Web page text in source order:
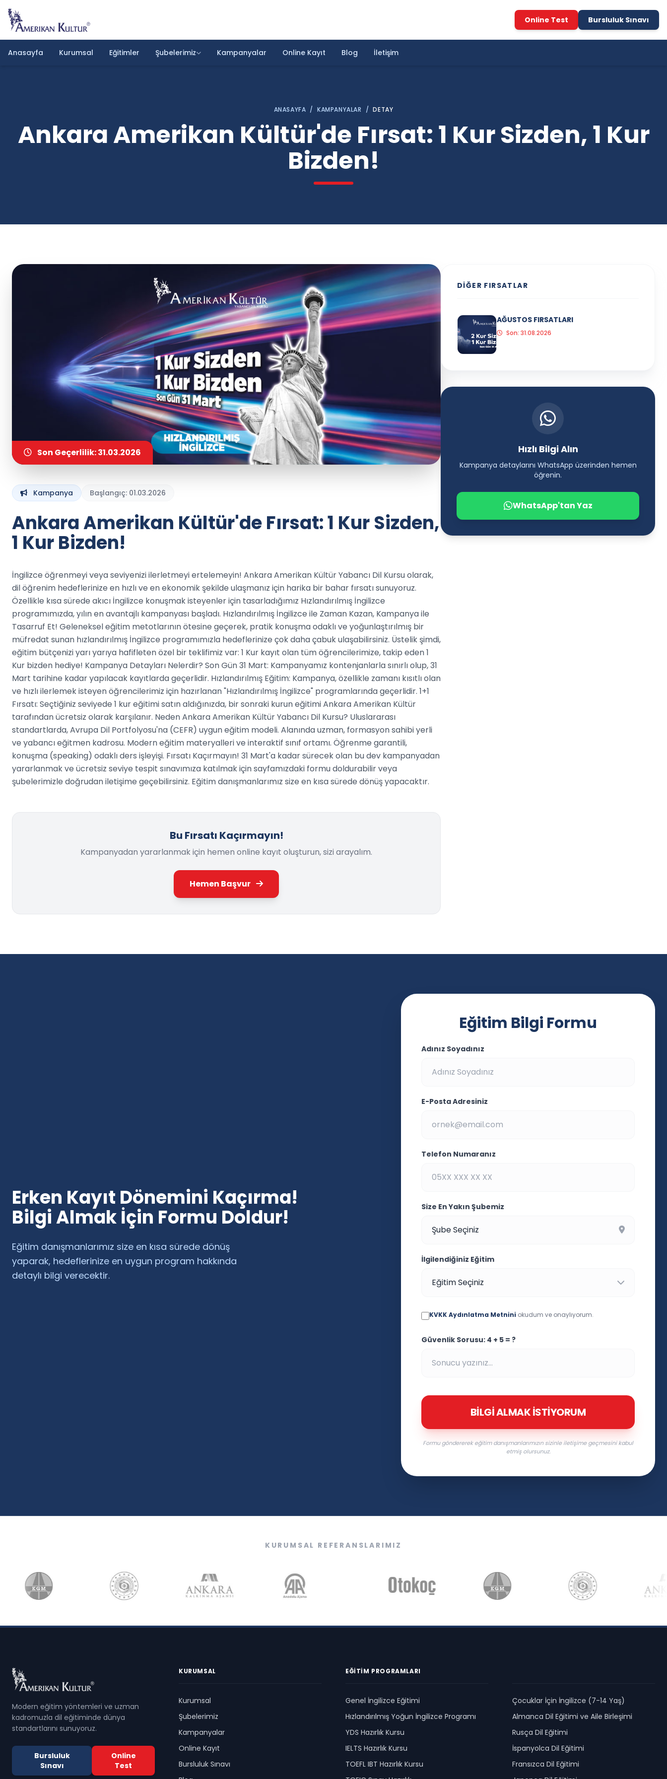
Online Test Bursluluk Sınavı
Anasayfa Kurumsal Eğitimler Şubelerimiz Kampanyalar Online Kayıt Blog İletişim
ANASAYFA / KAMPANYALAR / DETAY
Ankara Amerikan Kültür'de Fırsat: 1 Kur Sizden, 1 Kur
Bizden!
Son Geçerlilik: 31.03.2026
Kampanya Başlangıç: 01.03.2026
Ankara Amerikan Kültür'de Fırsat: 1 Kur Sizden,
1 Kur Bizden!
İngilizce öğrenmeyi veya seviyenizi ilerletmeyi ertelemeyin! Ankara Amerikan Kültür Yabancı Dil Kursu olarak,
dil öğrenim hedeflerinize en hızlı ve en ekonomik şekilde ulaşmanız için harika bir bahar fırsatı sunuyoruz.
Özellikle kısa sürede akıcı İngilizce konuşmak isteyenler için tasarladığımız Hızlandırılmış İngilizce
programımızda, yılın en avantajlı kampanyası başladı. Hızlandırılmış İngilizce ile Zaman Kazan, Kampanya ile
Tasarruf Et! Geleneksel eğitim metotlarının ötesine geçerek, pratik konuşma odaklı ve yoğunlaştırılmış bir
müfredat sunan hızlandırılmış İngilizce programımızla hedeflerinize çok daha çabuk ulaşabilirsiniz. Üstelik şimdi,
eğitim bütçenizi yarı yarıya hafifleten özel bir teklifimiz var: 1 Kur kayıt olan tüm öğrencilerimize, takip eden 1
Kur bizden hediye! Kampanya Detayları Nelerdir? Son Gün 31 Mart: Kampanyamız kontenjanlarla sınırlı olup, 31
Mart tarihine kadar yapılacak kayıtlarda geçerlidir. Hızlandırılmış Eğitim: Kampanya, özellikle zamanı kısıtlı olan
ve hızlı ilerlemek isteyen öğrencilerimiz için hazırlanan "Hızlandırılmış İngilizce" programlarında geçerlidir. 1+1
Fırsatı: Seçtiğiniz seviyede 1 kur eğitimi satın aldığınızda, bir sonraki kurun eğitimi Ankara Amerikan Kültür
tarafından ücretsiz olarak karşılanır. Neden Ankara Amerikan Kültür Yabancı Dil Kursu? Uluslararası
standartlarda, Avrupa Dil Portfolyosu'na (CEFR) uygun eğitim modeli. Alanında uzman, formasyon sahibi yerli
ve yabancı eğitmen kadrosu. Modern eğitim materyalleri ve interaktif sınıf ortamı. Öğrenme garantili,
konuşma (speaking) odaklı ders işleyişi. Fırsatı Kaçırmayın! 31 Mart'a kadar sürecek olan bu dev kampanyadan
yararlanmak ve ücretsiz seviye tespit sınavımıza katılmak için sayfamızdaki formu doldurabilir veya
şubelerimizle doğrudan iletişime geçebilirsiniz. Eğitim danışmanlarımız size en kısa sürede dönüş yapacaktır.
Bu Fırsatı Kaçırmayın!
Kampanyadan yararlanmak için hemen online kayıt oluşturun, sizi arayalım.
Hemen Başvur
DIĞER FIRSATLAR
AĞUSTOS FIRSATLARI
Son: 31.08.2026
Hızlı Bilgi Alın
Kampanya detaylarını WhatsApp üzerinden hemen
öğrenin.
WhatsApp'tan Yaz
Erken Kayıt Dönemini Kaçırma!
Bilgi Almak İçin Formu Doldur!
Eğitim danışmanlarımız size en kısa sürede dönüş
yaparak, hedeflerinize en uygun program hakkında
detaylı bilgi verecektir.
Eğitim Bilgi Formu
Adınız Soyadınız
E-Posta Adresiniz
Telefon Numaranız
Size En Yakın Şubemiz
İlgilendiğiniz Eğitim
KVKK Aydınlatma Metnini okudum ve onaylıyorum.
Güvenlik Sorusu: 4 + 5 = ?
BILGI ALMAK İSTIYORUM
Formu göndererek eğitim danışmanlarımızın sizinle iletişime geçmesini kabul
etmiş olursunuz.
KURUMSAL REFERANSLARIMIZ
Modern eğitim yöntemleri ve uzman
kadromuzla dil eğitiminde dünya
standartlarını sunuyoruz.
Bursluluk
Sınavı
Online
Test
KURUMSAL
Kurumsal
Şubelerimiz
Kampanyalar
Online Kayıt
Bursluluk Sınavı
EĞITIM PROGRAMLARI
Genel İngilizce Eğitimi
Hızlandırılmış Yoğun İngilizce Programı
YDS Hazırlık Kursu
IELTS Hazırlık Kursu
TOEFL IBT Hazırlık Kursu
Çocuklar İçin İngilizce (7-14 Yaş)
Almanca Dil Eğitimi ve Aile Birleşimi
Rusça Dil Eğitimi
İspanyolca Dil Eğitimi
Fransızca Dil Eğitimi